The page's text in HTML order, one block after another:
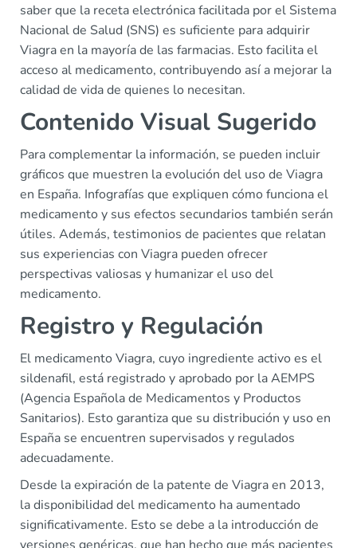
saber que la receta electrónica facilitada por el Sistema
Nacional de Salud (SNS) es suficiente para adquirir
Viagra en la mayoría de las farmacias. Esto facilita el
acceso al medicamento, contribuyendo así a mejorar la
calidad de vida de quienes lo necesitan.
Contenido Visual Sugerido
Para complementar la información, se pueden incluir
gráficos que muestren la evolución del uso de Viagra
en España. Infografías que expliquen cómo funciona el
medicamento y sus efectos secundarios también serán
útiles. Además, testimonios de pacientes que relatan
sus experiencias con Viagra pueden ofrecer
perspectivas valiosas y humanizar el uso del
medicamento.
Registro y Regulación
El medicamento Viagra, cuyo ingrediente activo es el
sildenafil, está registrado y aprobado por la AEMPS
(Agencia Española de Medicamentos y Productos
Sanitarios). Esto garantiza que su distribución y uso en
España se encuentren supervisados y regulados
adecuadamente.
Desde la expiración de la patente de Viagra en 2013,
la disponibilidad del medicamento ha aumentado
significativamente. Esto se debe a la introducción de